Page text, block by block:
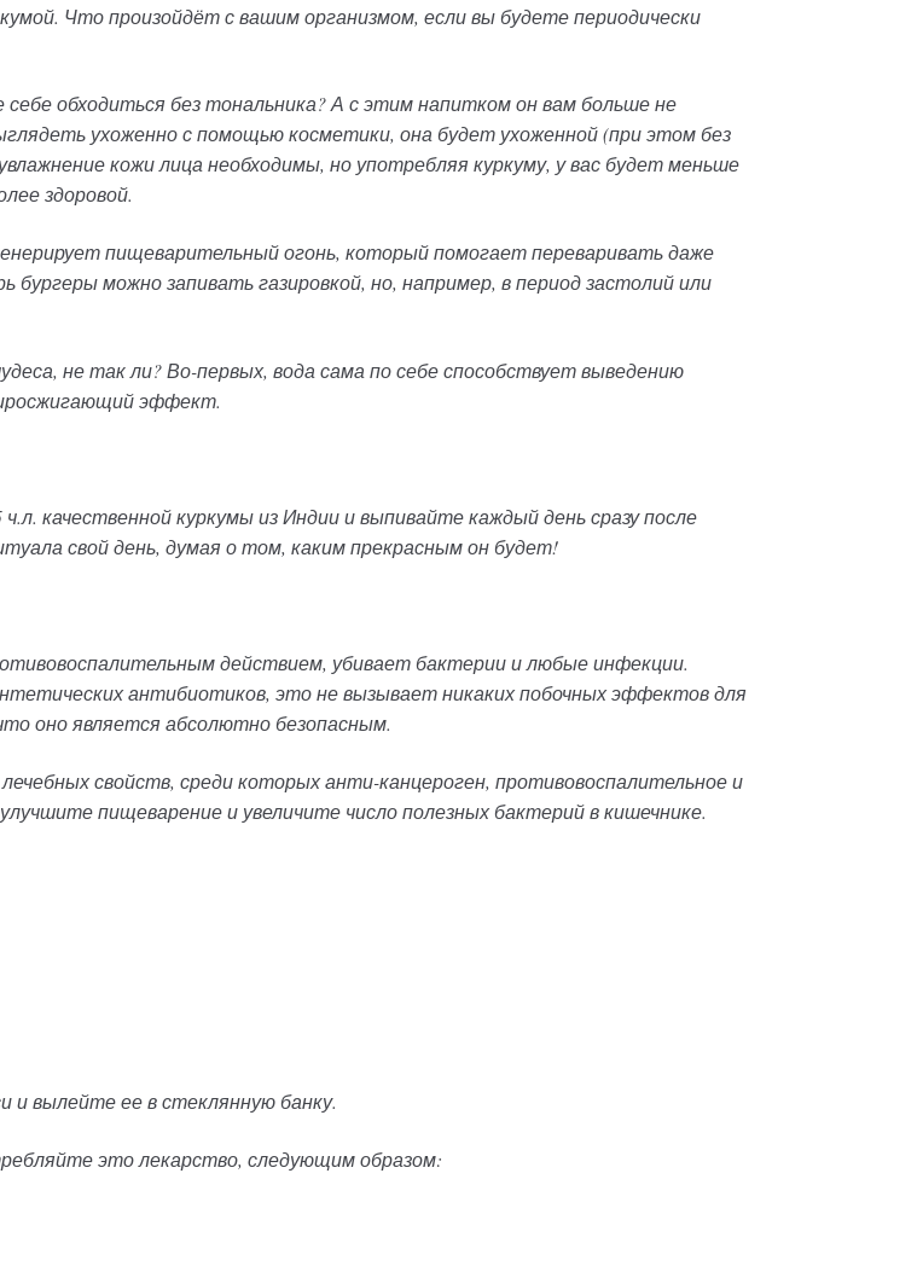
Что произойдёт с вашим организмом, если вы будете периодически
обходиться без тональника? А с этим напитком он вам больше не
ухоженно с помощью косметики, она будет ухоженной (при этом без
кожи лица необходимы, но употребляя куркуму, у вас будет меньше
здоровой.
пищеварительный огонь, который помогает переваривать даже
можно запивать газировкой, но, например, в период застолий или
не так ли? Во-первых, вода сама по себе способствует выведению
эффект.
ч.л. качественной куркумы из Индии и выпивайте каждый день сразу после
свой день, думая о том, каким прекрасным он будет!
действием, убивает бактерии и любые инфекции.
антибиотиков, это не вызывает никаких побочных эффектов для
оно является абсолютно безопасным.
свойств, среди которых анти-канцероген, противовоспалительное и
пищеварение и увеличите число полезных бактерий в кишечнике.
вылейте ее в стеклянную банку.
это лекарство, следующим образом: